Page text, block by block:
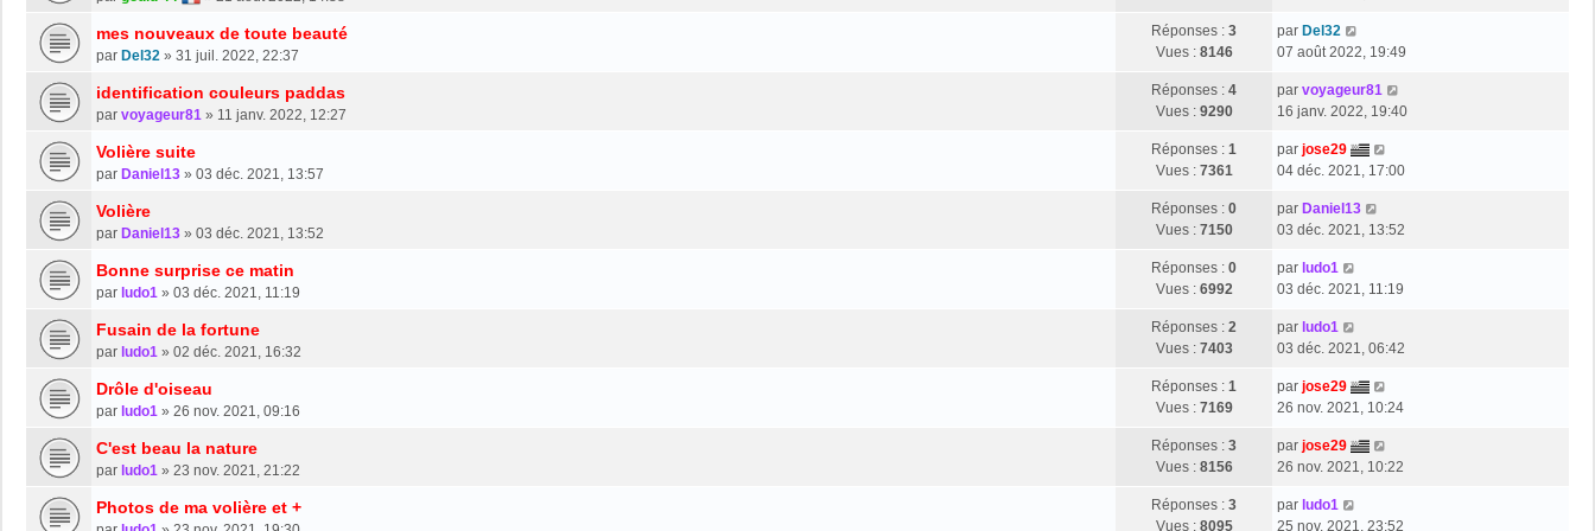
mes nouveaux de toute beauté
par Del32 » 31 juil. 2022, 22:37
Réponses : 3
Vues : 8146
par Del32
07 août 2022, 19:49
identification couleurs paddas
par voyageur81 » 11 janv. 2022, 12:27
Réponses : 4
Vues : 9290
par voyageur81
16 janv. 2022, 19:40
Volière suite
par Daniel13 » 03 déc. 2021, 13:57
Réponses : 1
Vues : 7361
par jose29
04 déc. 2021, 17:00
Volière
par Daniel13 » 03 déc. 2021, 13:52
Réponses : 0
Vues : 7150
par Daniel13
03 déc. 2021, 13:52
Bonne surprise ce matin
par ludo1 » 03 déc. 2021, 11:19
Réponses : 0
Vues : 6992
par ludo1
03 déc. 2021, 11:19
Fusain de la fortune
par ludo1 » 02 déc. 2021, 16:32
Réponses : 2
Vues : 7403
par ludo1
03 déc. 2021, 06:42
Drôle d'oiseau
par ludo1 » 26 nov. 2021, 09:16
Réponses : 1
Vues : 7169
par jose29
26 nov. 2021, 10:24
C'est beau la nature
par ludo1 » 23 nov. 2021, 21:22
Réponses : 3
Vues : 8156
par jose29
26 nov. 2021, 10:22
Photos de ma volière et + Réponses : 3
Vues : 8095
par ludo1
25 nov. 2021, 23:52